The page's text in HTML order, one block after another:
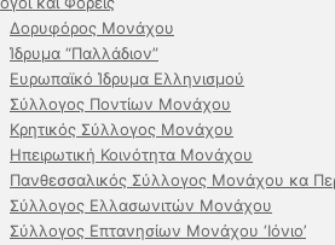
Δορυφόρος Μονάχου
Ίδρυμα “Παλλάδιον”
Ευρωπαϊκό Ίδρυμα Ελληνισμού
Σύλλογος Ποντίων Μονάχου
Κρητικός Σύλλογος Μονάχου
Ηπειρωτική Κοινότητα Μονάχου
Πανθεσσαλικός Σύλλογος Μονάχου κα
Σύλλογος Ελλασωνιτών Μονάχου
Σύλλογος Επτανησίων Μονάχου ‘Ιόνιο’